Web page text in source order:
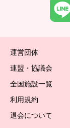
運営団体
連盟・協議会
全国施設一覧
利用規約
退会について